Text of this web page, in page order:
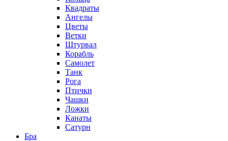
Квадраты
Ангелы
Цветы
Ветки
Штурвал
Корабль
Самолет
Танк
Рога
Птички
Чашки
Ложки
Канаты
Сатурн
Бра